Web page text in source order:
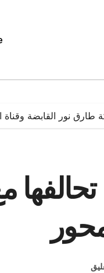
نور القابضة وقناة